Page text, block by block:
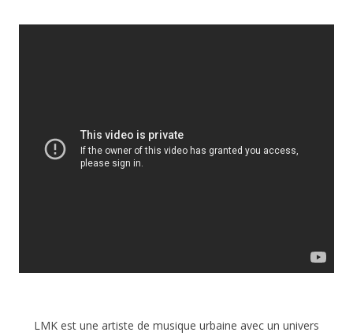
LMK est une artiste de musique urbaine avec un univers